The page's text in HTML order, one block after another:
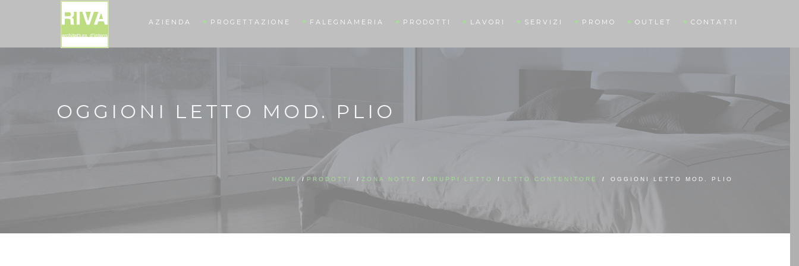
AZIENDA PROGETTAZIONE FALEGNAMERIA PRODOTTI LAVORI SERVIZI PROMO OUTLET CONTATTI
OGGIONI LETTO MOD. PLIO
HOME / PRODOTTI / ZONA NOTTE / GRUPPI LETTO / LETTO CONTENITORE / OGGIONI LETTO MOD. PLIO